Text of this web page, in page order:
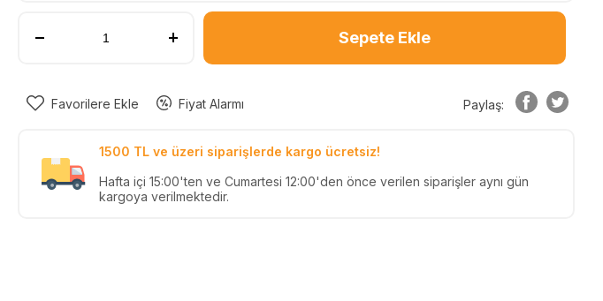
Sepete Ekle
Favorilere Ekle Fiyat Alarmı Paylaş:
1500 TL ve üzeri siparişlerde kargo ücretsiz!
Hafta içi 15:00'ten ve Cumartesi 12:00'den önce verilen siparişler aynı gün
kargoya verilmektedir.